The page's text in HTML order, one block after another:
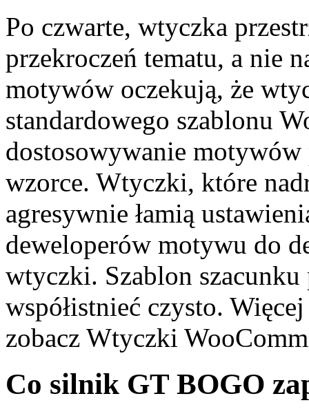
Po czwarte, wtyczka
przekroczeń tematu, a nie
motywów oczekują, że
standardowego szablonu
dostosowywanie
wzorce. Wtyczki, które
agresywnie łamią
deweloperów motywu do
wtyczki. Szablon
współistnieć czysto.
zobacz Wtyczki
Co silnik GT BOGO